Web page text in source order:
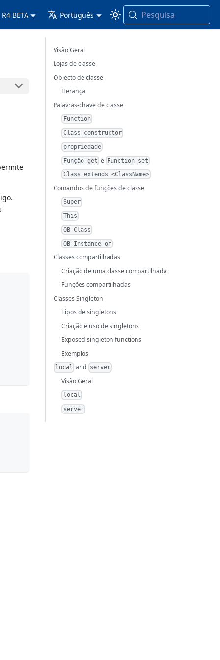
R4 BETA Português Pesquisa
Visão Geral
Lojas de classe
Objecto de classe
Herança
Palavras-chave de classe
Function
Class constructor
propriedade
Função get e Function set
Class extends <ClassName>
Comandos de funções de classe
Super
This
OB Class
OB Instance of
Classes compartilhadas
Criação de uma classe compartilhada
Funções compartilhadas
Classes Singleton
Tipos de singletons
Criação e uso de singletons
Exposed singleton functions
Exemplos
local and server
Visão Geral
local
server